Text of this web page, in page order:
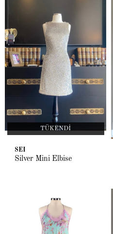
TÜKENDI
SEI
Silver Mini Elbise